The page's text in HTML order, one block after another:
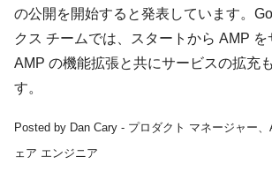
の公開を開始すると発表しています。
クス チームでは、スタートから AMP を
AMP の機能拡張と共にサービスの拡充
す。
Posted by Dan Cary - プロダクト マネージャー
ェア エンジニア